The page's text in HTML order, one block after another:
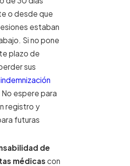
o desde que
estaban
Si no pone
plazo de
sus
indemnización
. No espere para
registro y
futuras
de
médicas con